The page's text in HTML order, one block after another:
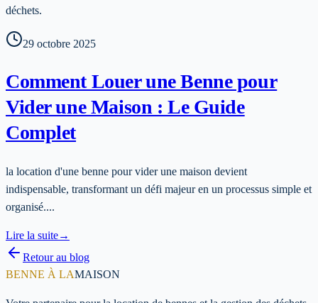
déchets.
29 octobre 2025
Comment Louer une Benne pour
Vider une Maison : Le Guide
Complet
la location d'une benne pour vider une maison devient
indispensable, transformant un défi majeur en un processus simple et
organisé....
Lire la suite→
Retour au blog
BENNE À LAMAISON